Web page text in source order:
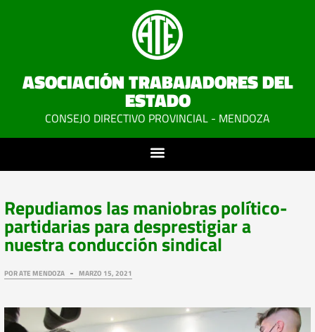
ASOCIACIÓN TRABAJADORES DEL
ESTADO
CONSEJO DIRECTIVO PROVINCIAL - MENDOZA
Repudiamos las maniobras político-
partidarias para desprestigiar a
nuestra conducción sindical
PORATE MENDOZA MARZO 15, 2021